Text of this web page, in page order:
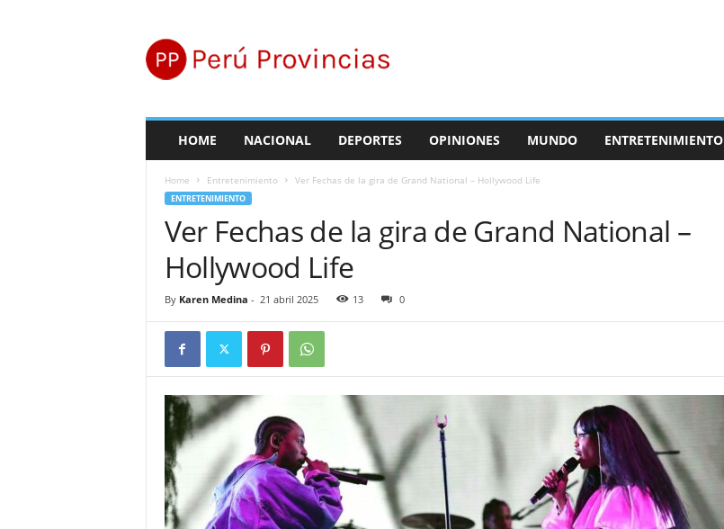
r
ú
HOME NACIONAL DEPORTES OPINIONES MUNDO ENTRETENIMIENTO
Home Entretenimiento Ver Fechas de la gira de Grand National – Hollywood Life
ENTRETENIMIENTO
Ver Fechas de la gira de Grand National –
Hollywood Life
By Karen Medina - 21 abril 2025 13 0